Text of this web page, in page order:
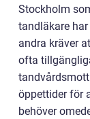
Stockholm
tandläkare
andra kräver
ofta
öppettider för
behöver